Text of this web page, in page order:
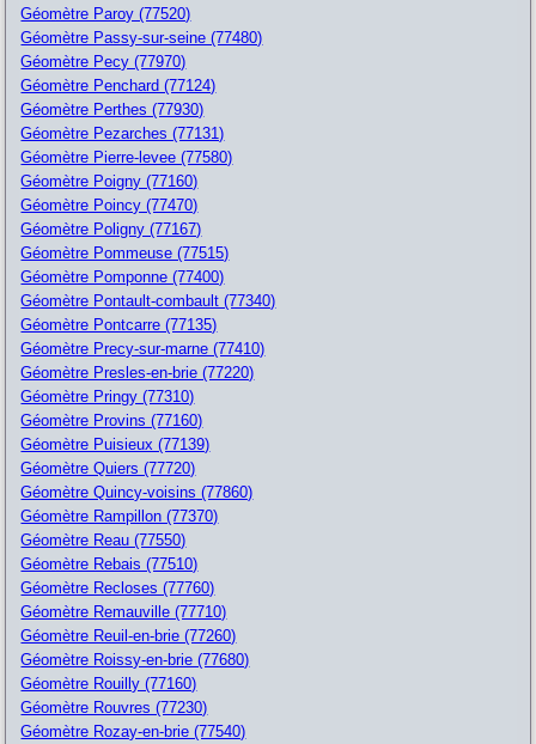
Géomètre Paroy (77520)
Géomètre Passy-sur-seine (77480)
Géomètre Pecy (77970)
Géomètre Penchard (77124)
Géomètre Perthes (77930)
Géomètre Pezarches (77131)
Géomètre Pierre-levee (77580)
Géomètre Poigny (77160)
Géomètre Poincy (77470)
Géomètre Poligny (77167)
Géomètre Pommeuse (77515)
Géomètre Pomponne (77400)
Géomètre Pontault-combault (77340)
Géomètre Pontcarre (77135)
Géomètre Precy-sur-marne (77410)
Géomètre Presles-en-brie (77220)
Géomètre Pringy (77310)
Géomètre Provins (77160)
Géomètre Puisieux (77139)
Géomètre Quiers (77720)
Géomètre Quincy-voisins (77860)
Géomètre Rampillon (77370)
Géomètre Reau (77550)
Géomètre Rebais (77510)
Géomètre Recloses (77760)
Géomètre Remauville (77710)
Géomètre Reuil-en-brie (77260)
Géomètre Roissy-en-brie (77680)
Géomètre Rouilly (77160)
Géomètre Rouvres (77230)
Géomètre Rozay-en-brie (77540)